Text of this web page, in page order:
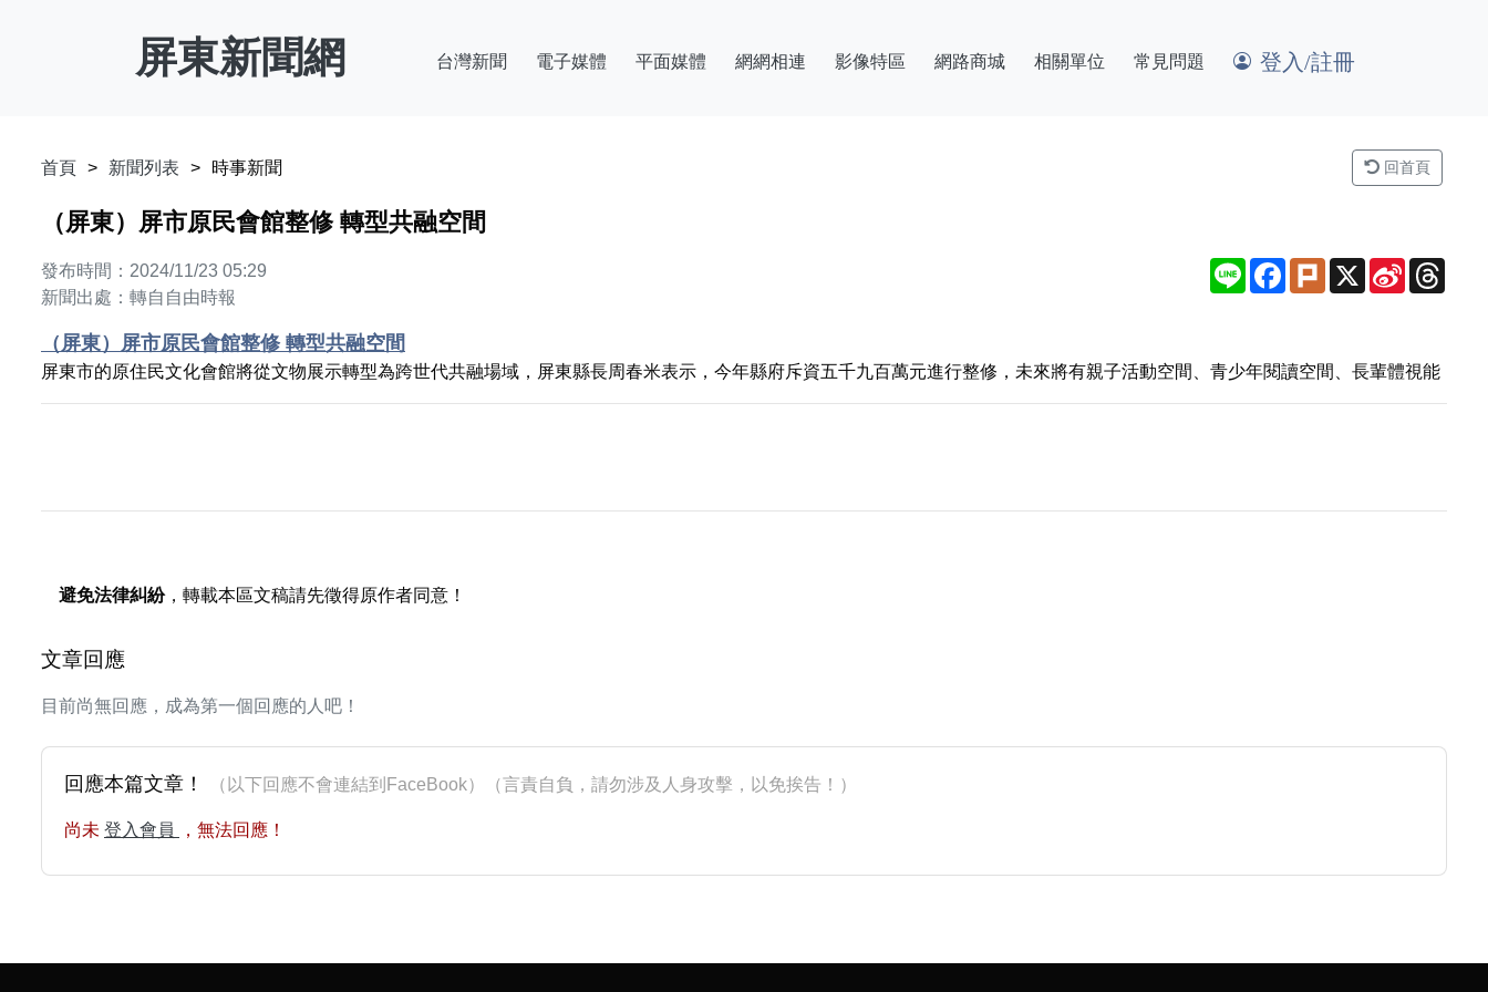
屏東新聞網 台灣新聞 電子媒體 平面媒體 網網相連 影像特區 網路商城 相關單位 常見問題 登入/註冊
首頁 新聞列表 時事新聞 回首頁
（屏東）屏市原民會館整修 轉型共融空間
發布時間：2024/11/23 05:29
新聞出處：轉自自由時報
Line Facebook
Plurk X
Sina
Weibo
（屏東）屏市原民會館整修 轉型共融空間
屏東市的原住民文化會館將從文物展示轉型為跨世代共融場域，屏東縣長周春米表示，今年縣府斥資五千九百萬元進行整修，未來將有親子活動空間、青少年閱讀空間、長輩體視能
避免法律糾紛，轉載本區文稿請先徵得原作者同意！
文章回應
目前尚無回應，成為第一個回應的人吧！
回應本篇文章！ （以下回應不會連結到FaceBook）（言責自負，請勿涉及人身攻擊，以免挨告！）
尚未 登入會員 ，無法回應！